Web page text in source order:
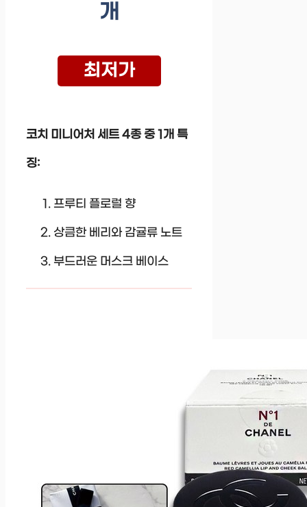
개
최저가
코치 미니어처 세트 4종 중 1개 특
징:
프루티 플로럴 향
상큼한 베리와 감귤류 노트
부드러운 머스크 베이스